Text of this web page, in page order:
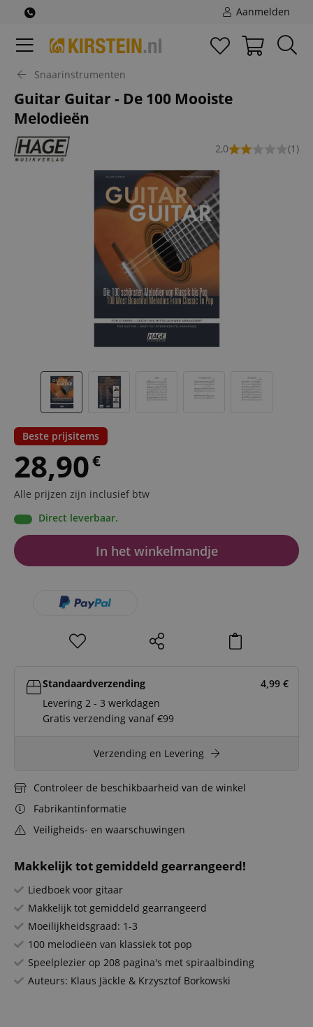
Aanmelden
Snaarinstrumenten
Guitar Guitar - De 100 Mooiste
Melodieën
2,0 (1)
Makkelijk tot gemiddeld gearrangeerd!
Liedboek voor gitaar
Makkelijk tot gemiddeld gearrangeerd
Moeilijkheidsgraad: 1-3
100 melodieën van klassiek tot pop
Speelplezier op 208 pagina's met spiraalbinding
Auteurs: Klaus Jäckle & Krzysztof Borkowski
Beste prijsitems
28,90€
Alle prijzen zijn inclusief btw
Direct leverbaar.
In het winkelmandje
Standaardverzending 4,99 €
Levering 2 - 3 werkdagen
Gratis verzending vanaf €99
Verzending en Levering
Controleer de beschikbaarheid van de winkel
Fabrikantinformatie
Veiligheids- en waarschuwingen